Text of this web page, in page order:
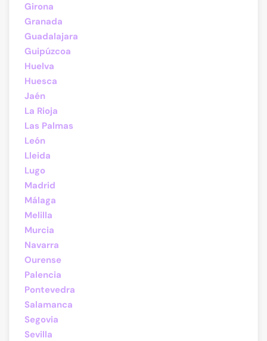
Girona
Granada
Guadalajara
Guipúzcoa
Huelva
Huesca
Jaén
La Rioja
Las Palmas
León
Lleida
Lugo
Madrid
Málaga
Melilla
Murcia
Navarra
Ourense
Palencia
Pontevedra
Salamanca
Segovia
Sevilla